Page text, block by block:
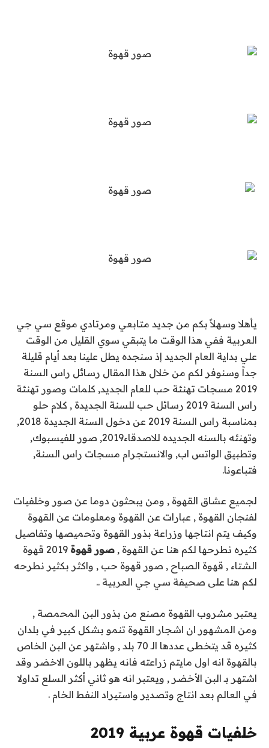
يأهلا وسهلاً بكم من جديد متابعي ومرتادي موقع سي جي
العربية ففي هذا الوقت ما يتبقي سوي القليل من الوقت
علي بداية العام الجديد إذ سنجده يطل علينا بعد أيام قليلة
جداً وسنوفر لكم من خلال هذا المقال رسائل راس السنة
2019 مسجات تهنئة حب للعام الجديد, كلمات وصور تهنئة
راس السنة 2019 رسائل حب للسنة الجديدة , كلام حلو
بمناسبة راس السنة 2019 عن دخول السنة الجديدة 2018,
وتهنئه بالسنه الجديده للاصدقاء2019, صور للفيسبوك,
وتطبيق الواتس اب, والانستجرام مسجات راس السنة,
فتباعونا.
لجميع عشاق القهوة , ومن يبحثون دوما عن صور وخلفيات
لفنجان القهوة , عبارات عن القهوة ومعلومات عن القهوة
وكيف يتم انتاجها وزراعة بذور القهوة وتحميصها وتفاصيل
كثيره نطرحها لكم هنا عن القهوة , صور قهوة
2019 قهوة
الشتاء , قهوة الصباح , صور قهوة حب , واكثر بكثير نطرحه
لكم هنا على صحيفة سي جي العربية ..
يعتبر مشروب القهوة مصنع من بذور البن المحمصة ,
ومن المشهور ان اشجار القهوة تنمو بشكل كبير في بلدان
كثيره قد يتخطى عددها الـ 70 بلد , واشتهر عن البن الخاص
بالقهوة انه اول مايتم زراعته فانه يظهر باللون الاخضر وقد
اشتهر بـ البن الأخضر , ويعتبر انه هو ثاني أكثر السلع تداولا
في العالم بعد انتاج وتصدير واستيراد النفط الخام .
خلفيات قهوة عربية 2019